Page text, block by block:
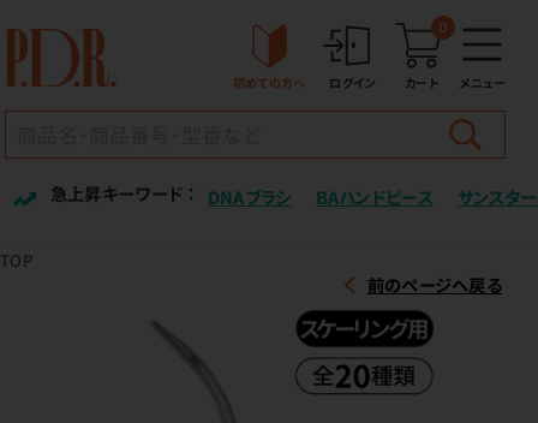
初めての方へ ログイン カート
0
メニュー
急上昇キーワード ： DNAブラシ BAハンドピース サンスター
TOP
前のページへ戻る